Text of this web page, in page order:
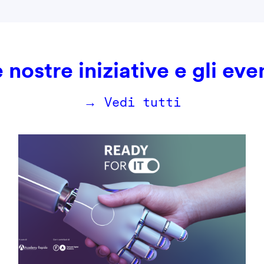
nostre iniziative e gli
→ Vedi tutti